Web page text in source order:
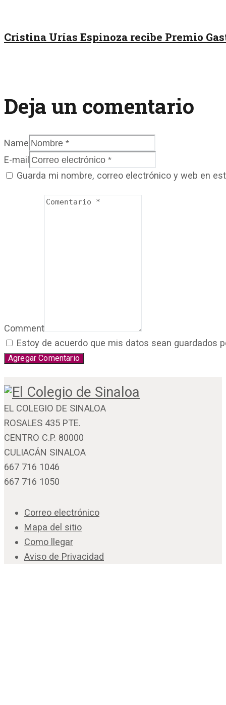
Cristina Urías Espinoza recibe Premio
Deja un comentario
Name
E-mail
Guarda mi nombre, correo electrónico y web en
Comment
Estoy de acuerdo que mis datos sean guardados
EL COLEGIO DE SINALOA
ROSALES 435 PTE.
CENTRO C.P. 80000
CULIACÁN SINALOA
667 716 1046
667 716 1050
Correo electrónico
Mapa del sitio
Como llegar
Aviso de Privacidad